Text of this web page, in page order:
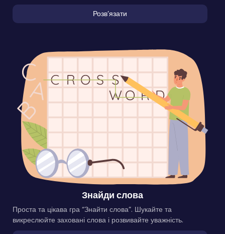
Розвʼязати
Знайди слова
Проста та цікава гра “Знайти слова”. Шукайте та
викреслюйте заховані слова і розвивайте уважність.